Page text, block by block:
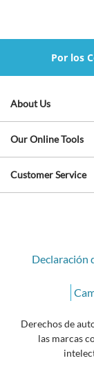
Por los
About Us
Our Online Tools
Customer Service
Declaración
Derechos de
las marcas